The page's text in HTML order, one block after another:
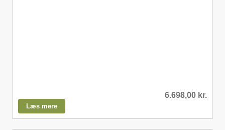
6.698,00 kr.
Læs mere